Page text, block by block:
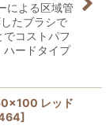
による区域管
たブラシで
コストパフ
ハードタイプ
レッド
]